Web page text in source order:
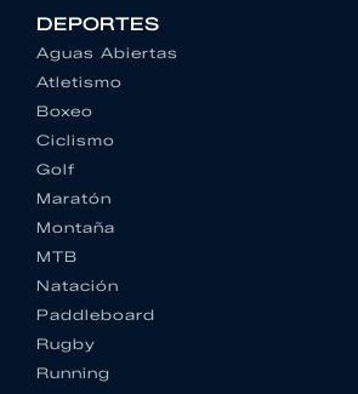
DEPORTES
Aguas Abiertas
Atletismo
Boxeo
Ciclismo
Golf
Maratón
Montaña
MTB
Natación
Paddleboard
Rugby
Running